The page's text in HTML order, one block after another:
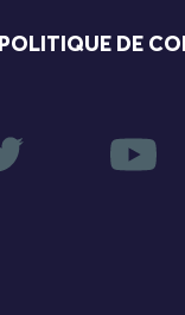
POLITIQUE DE